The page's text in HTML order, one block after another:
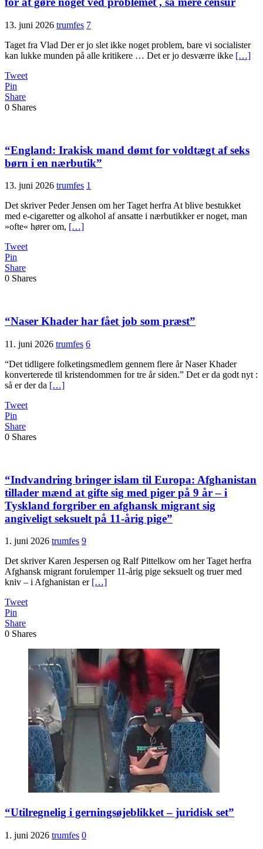
13. juni 2026 trumfes 7
Taget fra Vlad Der er jo slet ikke noget problem, bare vi socialister
kan lukke munden på alle kritikere … Det er jo desværre ikke […]
Tweet
Pin
Share
0 Shares
“England: Irakisk mand dømt for voldtægt af seks
børn i en nærbutik”
13. juni 2026 trumfes 1
Det skriver Peder Jensen om her Taget herfra At blive bestukket
med e-cigaretter og alkohol af ansatte i nærbutikker er noget, man
»ofte« hører om, […]
Tweet
Pin
Share
0 Shares
“Naser Khader har fået job som præst”
11. juni 2026 trumfes 6
“Det tidligere folketingsmedlem gennem flere år Naser Khader
konverterede til kristendommen for tre år siden.” Det er da godt nyt :
så er der da […]
Tweet
Pin
Share
0 Shares
“Indvandring bringer islam til Europa: Afghanistan
tillader mænd at gifte sig med piger på 9 år – i
Tyskland forgriber en afghansk migrant sig
angiveligt seksuelt på 11-årig pige”
1. juni 2026 trumfes 9
Det skriver Karen Jespersen og Ralf Pittelkow om her Taget herfra
Afghansk migrant forulemper 11-årig pige seksuelt og truer med
kniv – i Afghanistan er […]
Tweet
Pin
Share
0 Shares
“Utilregnelig i gerningsøjeblikket – juridisk set”
1. juni 2026 trumfes 0